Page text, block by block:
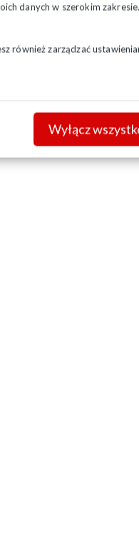
danych w szerokim
również zarządzać
Wyłącz